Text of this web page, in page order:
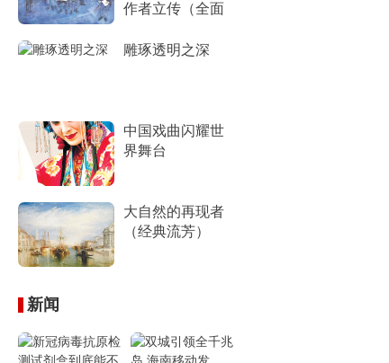
作者立传（全面
雕琢透明之深
中国戏曲闪耀世
界舞台
大自然的再现者
（经典流芳）
新闻